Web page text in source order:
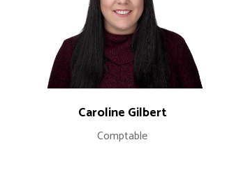
Caroline Gilbert
Comptable